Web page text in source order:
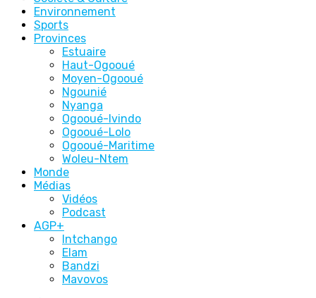
Environnement
Sports
Provinces
Estuaire
Haut-Ogooué
Moyen-Ogooué
Ngounié
Nyanga
Ogooué-Ivindo
Ogooué-Lolo
Ogooué-Maritime
Woleu-Ntem
Monde
Médias
Vidéos
Podcast
AGP+
Intchango
Elam
Bandzi
Mavovos